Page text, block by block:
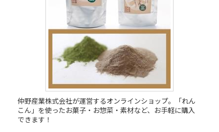
仲野産業株式会社が運営するオンラインショップ。「れん
こん」を使ったお菓子・お惣菜・素材など、お手軽に購入
できます！